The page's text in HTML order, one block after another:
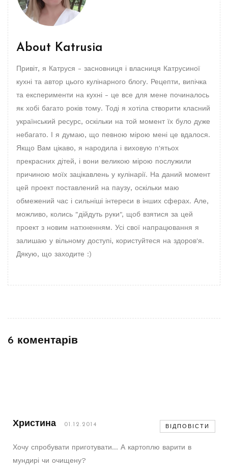
About Katrusia
Привіт, я Катруся - засновниця і власниця Катрусиної
кухні та автор цього кулінарного блогу. Рецепти, випічка
та експерименти на кухні - це все для мене починалось
як хобі багато років тому. Тоді я хотіла створити класний
український ресурс, оскільки на той момент їх було дуже
небагато. І я думаю, що певною мірою мені це вдалося.
Якщо Вам цікаво, я народила і виховую п'ятьох
прекрасних дітей, і вони великою мірою послужили
причиною моїх зацікавлень у кулінарії. На даний момент
цей проект поставлений на паузу, оскільки маю
обмежений час і сильніші інтереси в інших сферах. Але,
можливо, колись "дійдуть руки", щоб взятися за цей
проект з новим натхненням. Усі свої напрацювання я
залишаю у вільному доступі, користуйтеся на здоров'я.
Дякую, що заходите :)
6 коментарів
Христина 01.12.2014 ВІДПОВІСТИ
Хочу спробувати приготувати… А картоплю варити в
мундирі чи очищену?